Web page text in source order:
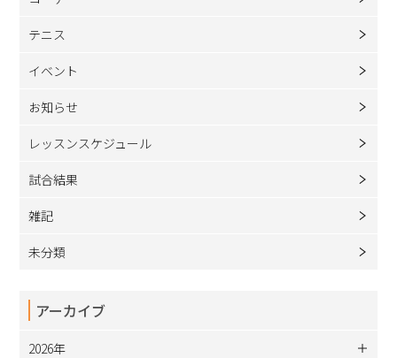
テニス
イベント
お知らせ
レッスンスケジュール
試合結果
雑記
未分類
アーカイブ
2026年